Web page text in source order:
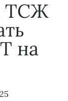
ТСЖ
на